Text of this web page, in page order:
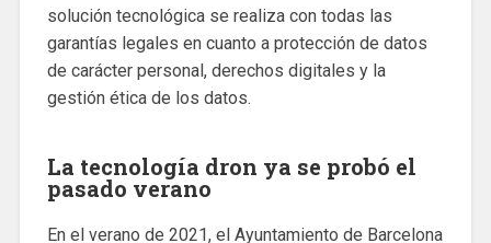
solución tecnológica se realiza con todas las
garantías legales en cuanto a protección de datos
de carácter personal, derechos digitales y la
gestión ética de los datos.
La tecnología dron ya se probó el
pasado verano
En el verano de 2021, el Ayuntamiento de Barcelona